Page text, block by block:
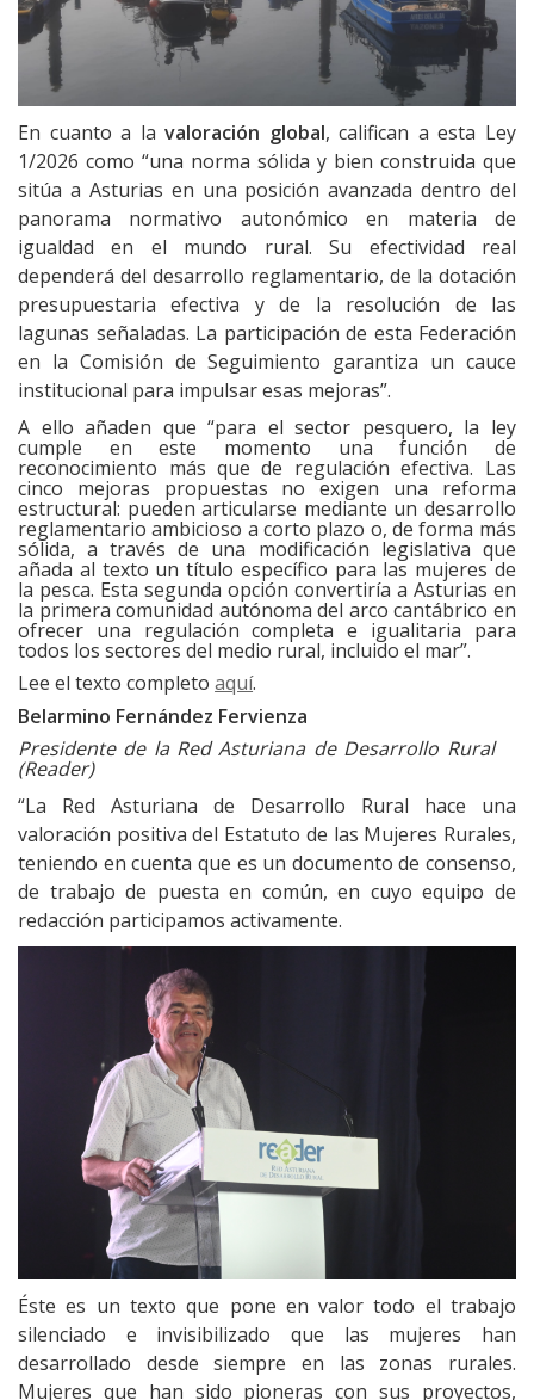
En cuanto a lavaloración global, califican a esta Ley
1/2026 como “una norma sólida y bien construida que
sitúa a Asturias en una posición avanzada dentro del
panorama normativo autonómico en materia de
igualdad en el mundo rural. Su efectividad real
dependerá del desarrollo reglamentario, de la dotación
presupuestaria efectiva y de la resolución de las
lagunas señaladas. La participación de esta Federación
en la Comisión de Seguimiento garantiza un cauce
institucional para impulsar esas mejoras”.
A ello añaden que “para el sector pesquero, la ley
cumple en este momento una función de
reconocimiento más que de regulación efectiva. Las
cinco mejoras propuestas no exigen una reforma
estructural: pueden articularse mediante un desarrollo
reglamentario ambicioso a corto plazo o, de forma más
sólida, a través de una modificación legislativa que
añada al texto un título específico para las mujeres de
la pesca. Esta segunda opción convertiría a Asturias en
la primera comunidad autónoma del arco cantábrico en
ofrecer una regulación completa e igualitaria para
todos los sectores del medio rural, incluido el mar”.
Lee el texto completoaquí.
Belarmino Fernández Fervienza
Presidente de la Red Asturiana de Desarrollo Rural
(Reader)
“La Red Asturiana de Desarrollo Rural hace una
valoración positiva del Estatuto de las Mujeres Rurales,
teniendo en cuenta que es un documento de consenso,
de trabajo de puesta en común, en cuyo equipo de
redacción participamos activamente.
Éste es un texto que pone en valor todo el trabajo
silenciado e invisibilizado que las mujeres han
desarrollado desde siempre en las zonas rurales.
Mujeres que han sido pioneras con sus proyectos,